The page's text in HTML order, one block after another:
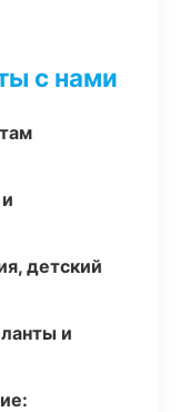
с нами
детский
и